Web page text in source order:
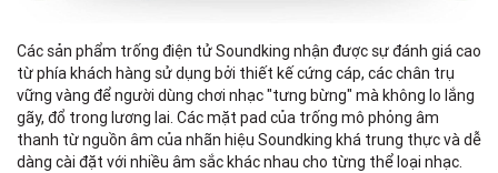
Các sản phẩm trống điện tử Soundking nhận được sự đánh giá cao
từ phía khách hàng sử dụng bởi thiết kế cứng cáp, các chân trụ
vững vàng để người dùng chơi nhạc "tưng bừng" mà không lo lắng
gãy, đổ trong lương lai. Các mặt pad của trống mô phỏng âm
thanh từ nguồn âm của nhãn hiệu Soundking khá trung thực và dễ
dàng cài đặt với nhiều âm sắc khác nhau cho từng thể loại nhạc.